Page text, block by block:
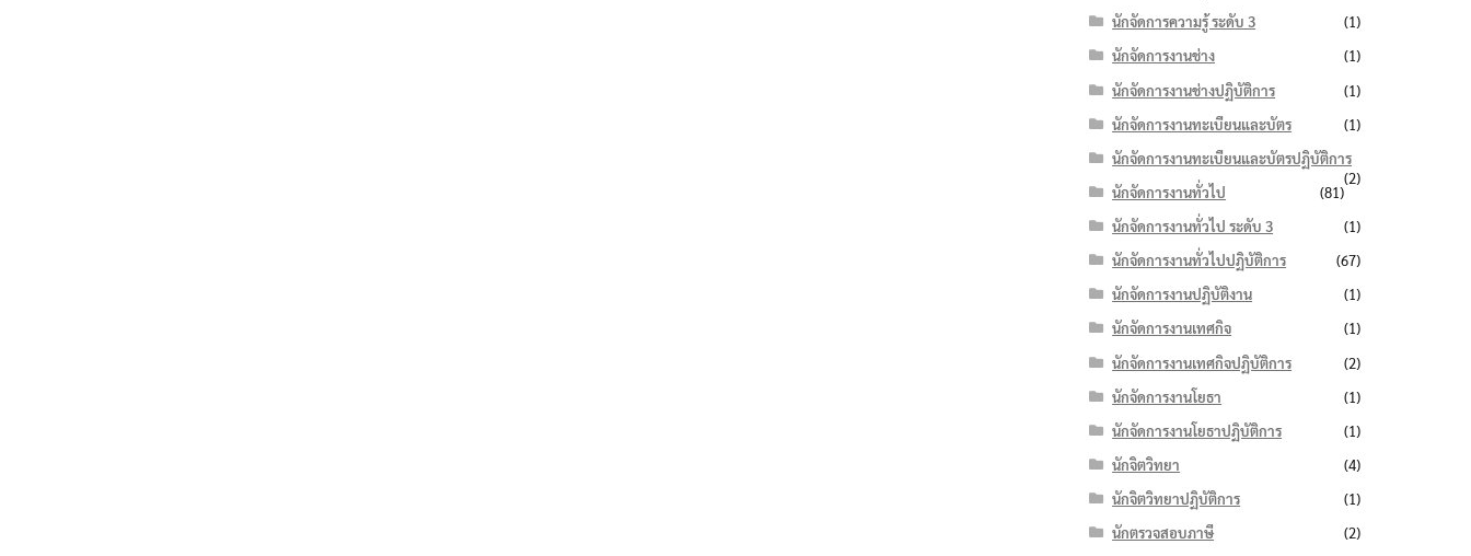
นักจัดการความรู้ ระดับ 3
(1)
นักจัดการงานช่าง
(1)
นักจัดการงานช่างปฏิบัติการ
(1)
นักจัดการงานทะเบียนและบัตร
(1)
นักจัดการงานทะเบียนและบัตรปฏิบัติการ
(2)
นักจัดการงานทั่วไป
(81)
นักจัดการงานทั่วไป ระดับ 3
(1)
นักจัดการงานทั่วไปปฏิบัติการ
(67)
นักจัดการงานปฏิบัติงาน
(1)
นักจัดการงานเทศกิจ
(1)
นักจัดการงานเทศกิจปฏิบัติการ
(2)
นักจัดการงานโยธา
(1)
นักจัดการงานโยธาปฏิบัติการ
(1)
นักจิตวิทยา
(4)
นักจิตวิทยาปฏิบัติการ
(1)
นักตรวจสอบภาษี
(2)